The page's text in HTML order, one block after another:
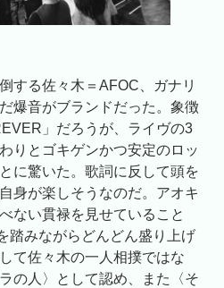
する佐々木＝AFOC、ガナリ
爆音がブランドだった。象徴
」だろうが、ライヴの3
りとゴキゲンかつ安定のロッ
に驚いた。歌詞に反して頭を
身が楽しそうなのだ。アオキ
ない貫禄を見せていること
踏みながらどんどん盛り上げ
て佐々木の一人相撲ではな
の人〉として認め、また〈そ